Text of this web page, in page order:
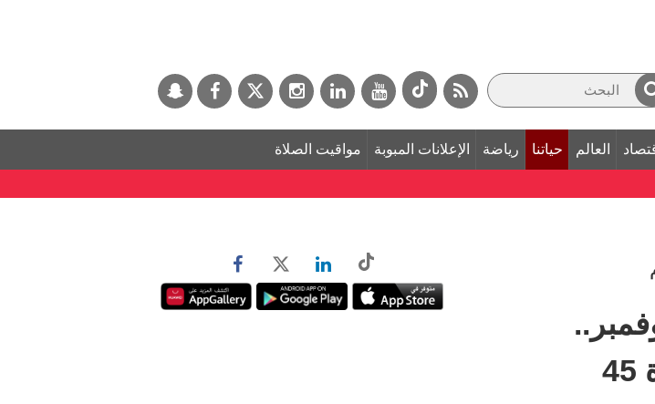
العالم حياتنا رياضة الإعلانات المبوبة مواقيت الصلاة
للكتاب» ينطلق في 4 نوفمبر..